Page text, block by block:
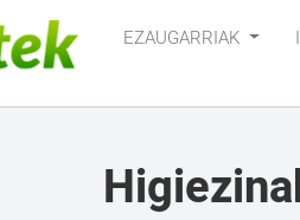
EZAUGARRIAK